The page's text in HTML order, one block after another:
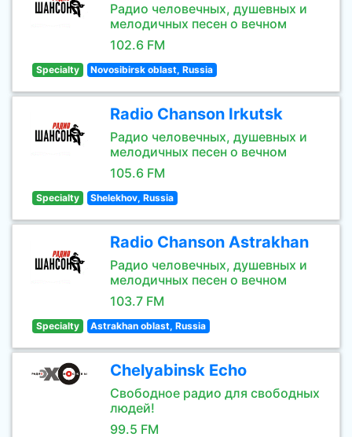
Радио человечных, душевных и
мелодичных песен о вечном
102.6 FM
Specialty Novosibirsk oblast, Russia
Radio Chanson Irkutsk
Радио человечных, душевных и
мелодичных песен о вечном
105.6 FM
Specialty Shelekhov, Russia
Radio Chanson Astrakhan
Радио человечных, душевных и
мелодичных песен о вечном
103.7 FM
Specialty Astrakhan oblast, Russia
Chelyabinsk Echo
Свободное радио для свободных
людей!
99.5 FM